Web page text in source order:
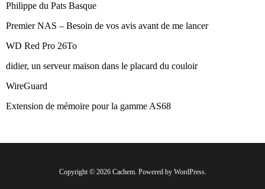
Philippe du Pats Basque
Premier NAS – Besoin de vos avis avant de me lancer
WD Red Pro 26To
didier, un serveur maison dans le placard du couloir
WireGuard
Extension de mémoire pour la gamme AS68
Copyright © 2026 Cachem. Powered by WordPress.